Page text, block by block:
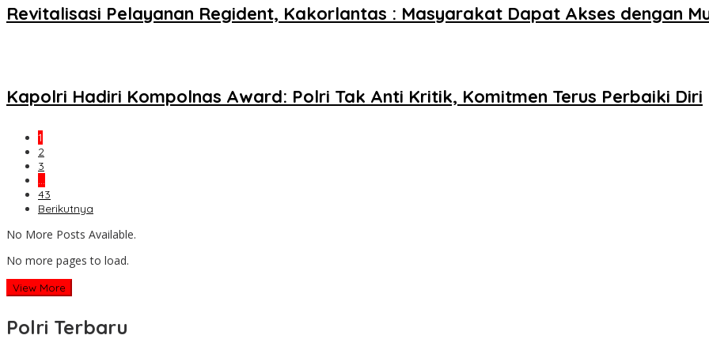
Revitalisasi Pelayanan Regident, Kakorlantas : Masyarakat Dapat Akses dengan
Kapolri Hadiri Kompolnas Award: Polri Tak Anti Kritik, Komitmen Terus Perbaiki Diri
1
2
3
…
43
Berikutnya
No More Posts Available.
No more pages to load.
View More
Polri Terbaru